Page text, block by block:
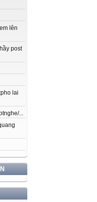
lên
post
lai
...